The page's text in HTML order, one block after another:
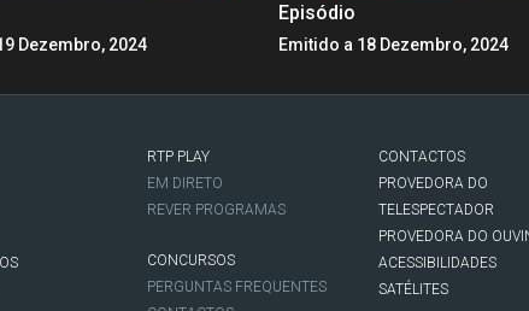
Dezembro, 2024
Episódio
Emitido a 18 Dezembro, 2024
RTP PLAY
EM DIRETO
REVER PROGRAMAS
CONCURSOS
PERGUNTAS FREQUENTES
CONTACTOS
PROVEDORA DO
TELESPECTADOR
PROVEDORA DO
ACESSIBILIDADES
SATÉLITES